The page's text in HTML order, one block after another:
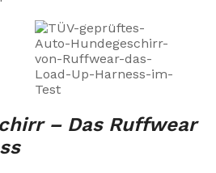
– Das Ruffwear